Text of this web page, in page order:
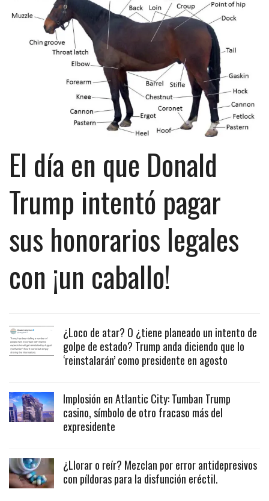
El día en que Donald
Trump intentó pagar
sus honorarios legales
con ¡un caballo!
¿Loco de atar? O ¿tiene planeado un intento de
golpe de estado? Trump anda diciendo que lo
‘reinstalarán’ como presidente en agosto
Implosión en Atlantic City: Tumban Trump
casino, símbolo de otro fracaso más del
expresidente
¿Llorar o reír? Mezclan por error antidepresivos
con píldoras para la disfunción eréctil.